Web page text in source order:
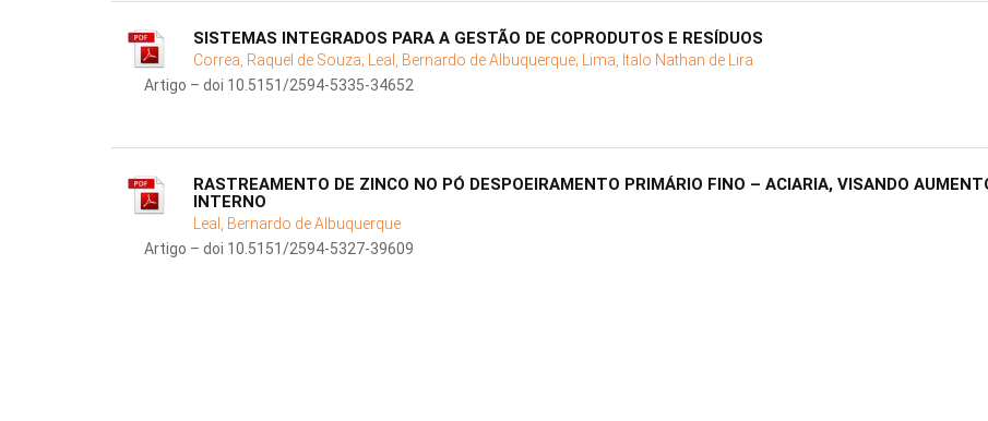
SISTEMAS INTEGRADOS PARA A GESTÃO DE COPRODUTOS E RESÍDUOS
Correa, Raquel de Souza; Leal, Bernardo de Albuquerque; Lima, Italo Nathan de Lira
Artigo – doi 10.5151/2594-5335-34652
RASTREAMENTO DE ZINCO NO PÓ DESPOEIRAMENTO PRIMÁRIO FINO – ACIARIA, VISANDO
INTERNO
Leal, Bernardo de Albuquerque
Artigo – doi 10.5151/2594-5327-39609